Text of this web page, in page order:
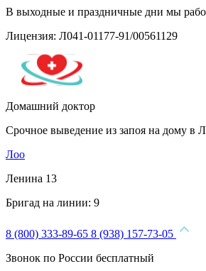
В выходные и праздничные дни мы
Лицензия: Л041-01177-91/00561129
Домашний доктор
Срочное выведение из запоя на дому в
Лоо
Ленина 13
Бригад на линии: 9
8 (800) 333-89-65 8 (938) 157-73-05
Звонок по России бесплатный